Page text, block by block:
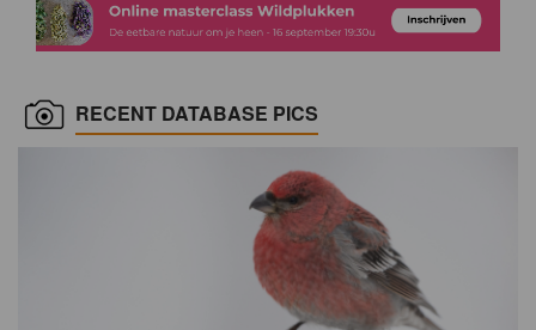
RECENT DATABASE PICS